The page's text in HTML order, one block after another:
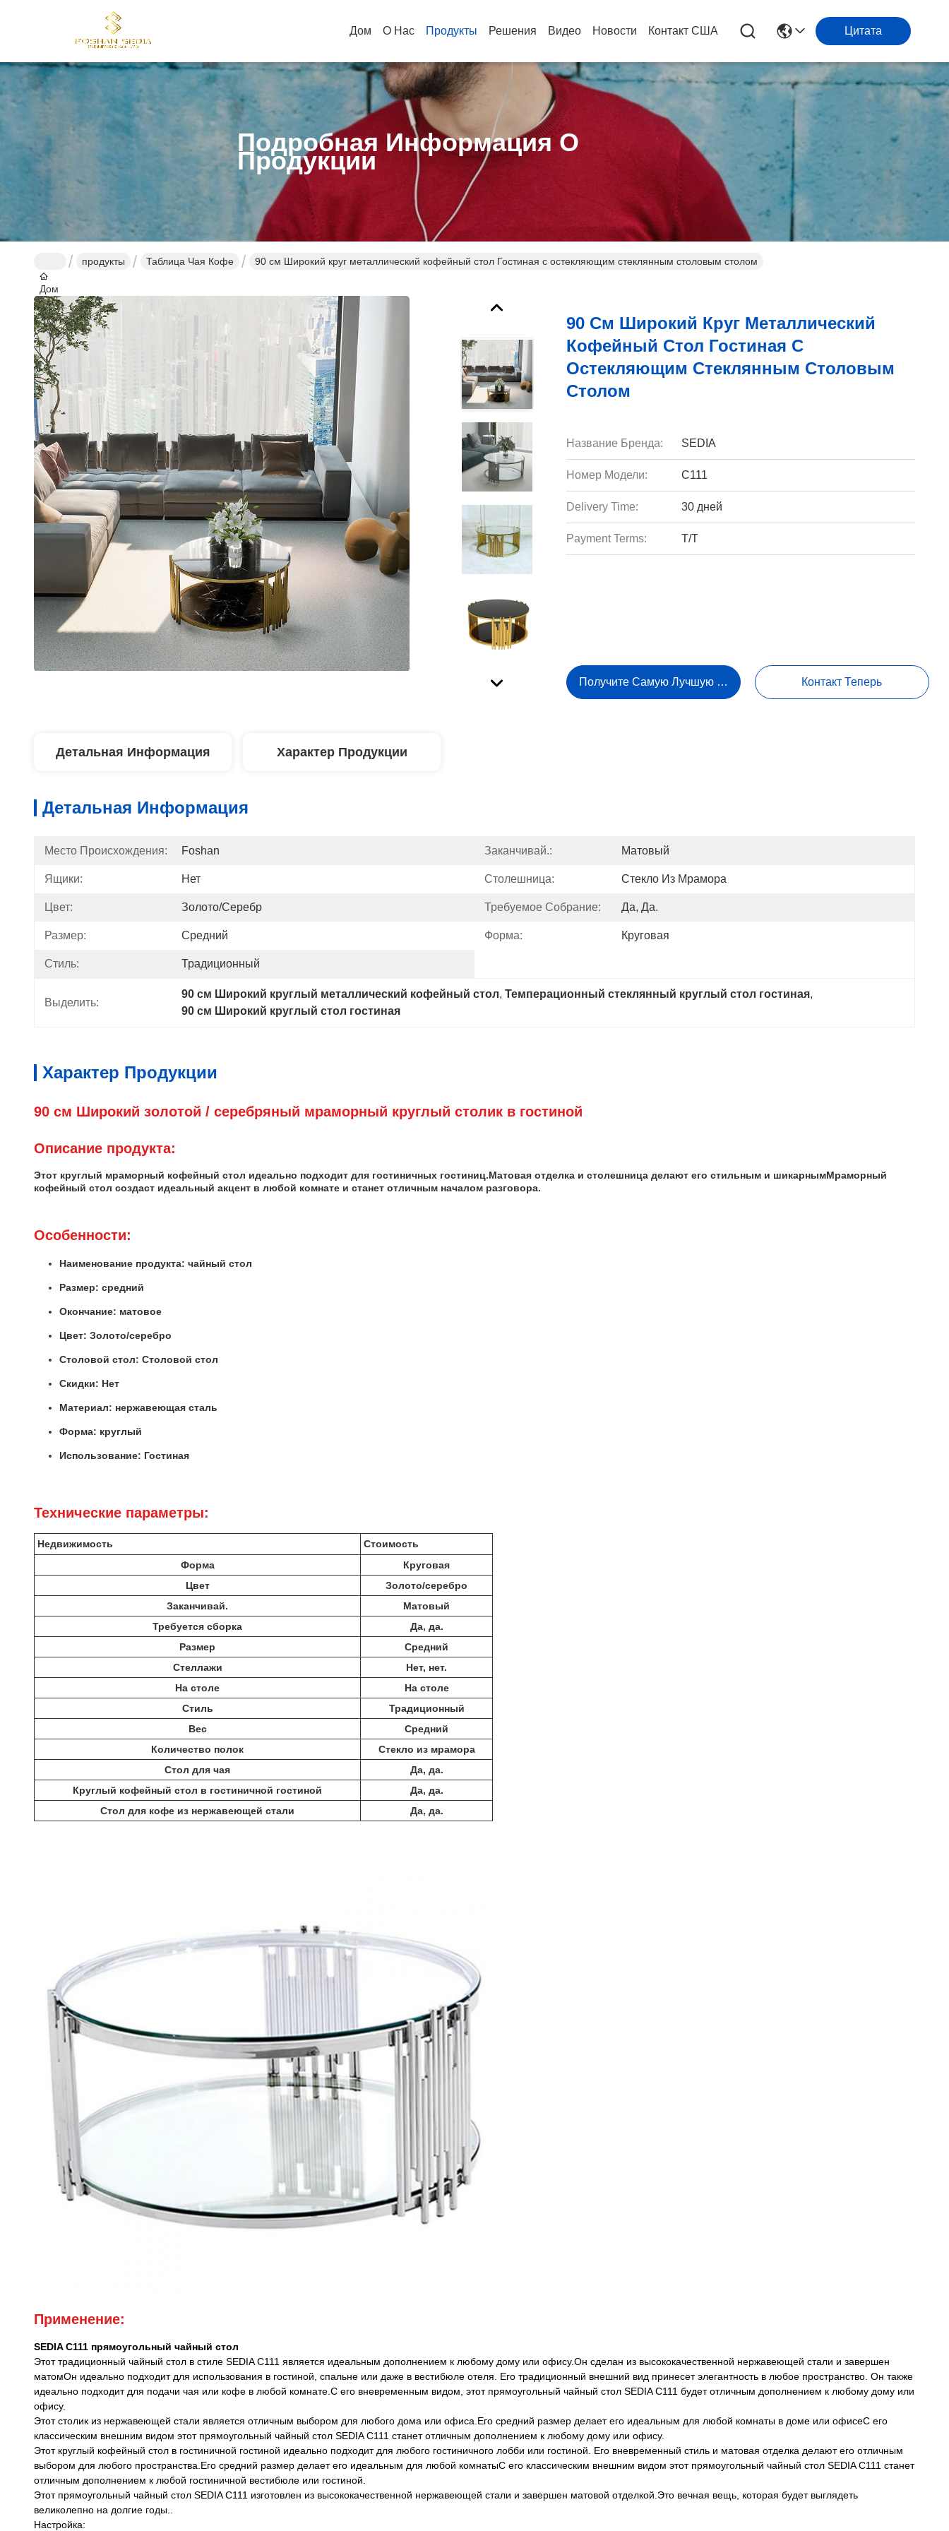
Дом О Нас Продукты Решения Видео Новости Контакт США Цитата
Подробная Информация О
Продукции
Дом
продукты Таблица Чая Кофе 90 см Широкий круг металлический кофейный стол Гостиная с остекляющим стеклянным столовым столом
90 См Широкий Круг Металлический
Кофейный Стол Гостиная С
Остекляющим Стеклянным Столовым
Столом
Название Бренда: SEDIA
Номер Модели: C111
Delivery Time: 30 дней
Payment Terms: T/T
Получите Самую Лучшую Цену Контакт Теперь
Детальная Информация Характер Продукции
Детальная Информация
Место Происхождения: Foshan Заканчивай.: Матовый
Ящики: Нет Столешница: Стекло Из Мрамора
Цвет: Золото/серебр Требуемое Собрание: Да, Да.
Размер: Средний Форма: Круговая
Стиль: Традиционный
Выделить:
90 см Широкий круглый металлический кофейный стол, Темперационный стеклянный круглый стол гостиная,
90 см Широкий круглый стол гостиная
Характер Продукции
90 см Широкий золотой / серебряный мраморный круглый столик в гостиной
Описание продукта:
Этот круглый мраморный кофейный стол идеально подходит для гостиничных гостиниц.Матовая отделка и столешница делают его стильным и шикарнымМраморный
кофейный стол создаст идеальный акцент в любой комнате и станет отличным началом разговора.
Особенности:
Наименование продукта: чайный стол
Размер: средний
Окончание: матовое
Цвет: Золото/серебро
Столовой стол: Столовой стол
Скидки: Нет
Материал: нержавеющая сталь
Форма: круглый
Использование: Гостиная
Технические параметры:
Недвижимость
Стоимость
Форма
Круговая
Цвет
Золото/серебро
Заканчивай.
Матовый
Требуется сборка
Да, да.
Размер
Средний
Стеллажи
Нет, нет.
На столе
На столе
Стиль
Традиционный
Вес
Средний
Количество полок
Стекло из мрамора
Стол для чая
Да, да.
Круглый кофейный стол в гостиничной гостиной
Да, да.
Стол для кофе из нержавеющей стали
Да, да.
Применение:
SEDIA C111 прямоугольный чайный стол
Этот традиционный чайный стол в стиле SEDIA C111 является идеальным дополнением к любому дому или офису.Он сделан из высококачественной нержавеющей стали и завершен
матомОн идеально подходит для использования в гостиной, спальне или даже в вестибюле отеля. Его традиционный внешний вид принесет элегантность в любое пространство. Он также
идеально подходит для подачи чая или кофе в любой комнате.С его вневременным видом, этот прямоугольный чайный стол SEDIA C111 будет отличным дополнением к любому дому или
офису.
Этот столик из нержавеющей стали является отличным выбором для любого дома или офиса.Его средний размер делает его идеальным для любой комнаты в доме или офисеС его
классическим внешним видом этот прямоугольный чайный стол SEDIA C111 станет отличным дополнением к любому дому или офису.
Этот круглый кофейный стол в гостиничной гостиной идеально подходит для любого гостиничного лобби или гостиной. Его вневременный стиль и матовая отделка делают его отличным
выбором для любого пространства.Его средний размер делает его идеальным для любой комнатыС его классическим внешним видом этот прямоугольный чайный стол SEDIA C111 станет
отличным дополнением к любой гостиничной вестибюле или гостиной.
Этот прямоугольный чайный стол SEDIA C111 изготовлен из высококачественной нержавеющей стали и завершен матовой отделкой.Это вечная вещь, которая будет выглядеть
великолепно на долгие годы..
Настройка: